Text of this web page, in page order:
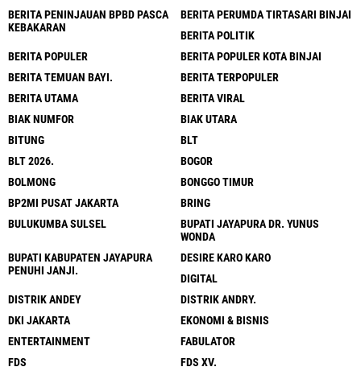
BERITA PENINJAUAN BPBD PASCA
KEBAKARAN
BERITA PERUMDA TIRTASARI BINJAI
BERITA POLITIK
BERITA POPULER
BERITA POPULER KOTA BINJAI
BERITA TEMUAN BAYI.
BERITA TERPOPULER
BERITA UTAMA
BERITA VIRAL
BIAK NUMFOR
BIAK UTARA
BITUNG
BLT
BLT 2026.
BOGOR
BOLMONG
BONGGO TIMUR
BP2MI PUSAT JAKARTA
BRING
BULUKUMBA SULSEL
BUPATI JAYAPURA DR. YUNUS
WONDA
BUPATI KABUPATEN JAYAPURA
PENUHI JANJI.
DESIRE KARO KARO
DIGITAL
DISTRIK ANDEY
DISTRIK ANDRY.
DKI JAKARTA
EKONOMI & BISNIS
ENTERTAINMENT
FABULATOR
FDS
FDS XV.